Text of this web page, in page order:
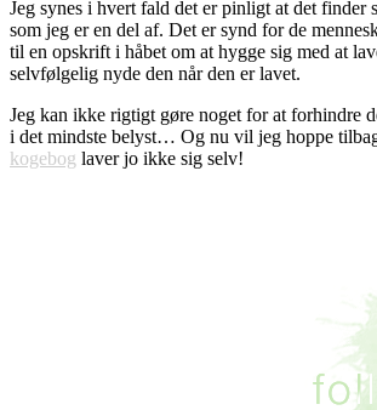
Jeg synes i hvert fald det er pinligt at det finder
som jeg er en del af. Det er synd for de
til en opskrift i håbet om at hygge sig med at
selvfølgelig nyde den når den er lavet.
Jeg kan ikke rigtigt gøre noget for at forhindre
i det mindste belyst… Og nu vil jeg hoppe
kogebog laver jo ikke sig selv!